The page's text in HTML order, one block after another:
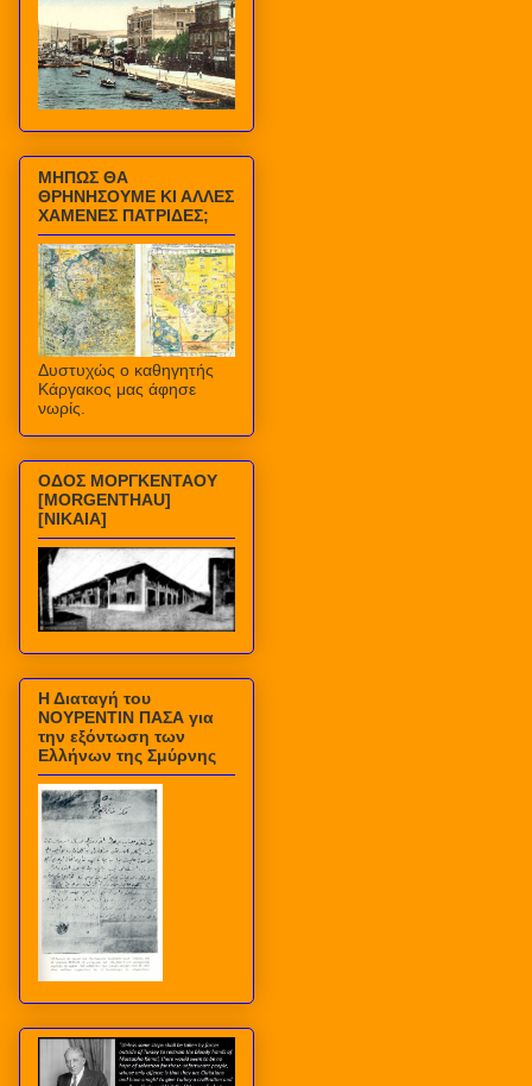
ΜΗΠΩΣ ΘΑ
ΘΡΗΝΗΣΟΥΜΕ ΚΙ ΑΛΛΕΣ
ΧΑΜΕΝΕΣ ΠΑΤΡΙΔΕΣ;
Δυστυχώς ο καθηγητής
Κάργακος μας άφησε
νωρίς.
ΟΔΟΣ ΜΟΡΓΚΕΝΤΑΟΥ
[MORGENTHAU]
[ΝΙΚΑΙΑ]
Η Διαταγή του
ΝΟΥΡΕΝΤΙΝ ΠΑΣΑ για
την εξόντωση των
Ελλήνων της Σμύρνης